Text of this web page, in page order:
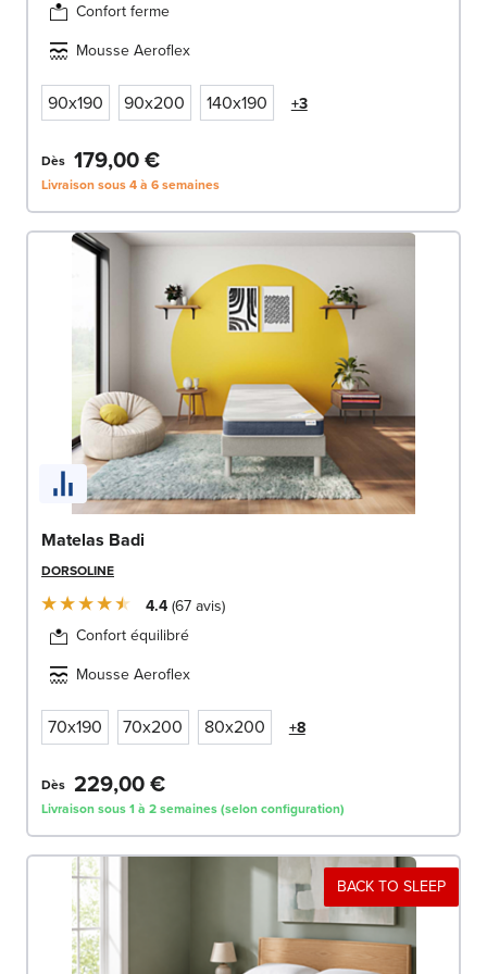
Confort ferme
Mousse Aeroflex
90x190 90x200 140x190 +3
Dès 179,00 €
Livraison sous 4 à 6 semaines
Matelas Badi
DORSOLINE
4.4 67avis
Confort équilibré
Mousse Aeroflex
70x190 70x200 80x200 +8
Dès 229,00 €
Livraison sous 1 à 2 semaines (selon configuration)
BACK TO SLEEP